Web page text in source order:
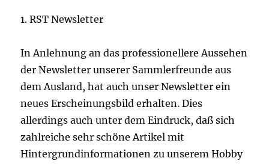
1. RST Newsletter
In Anlehnung an das professionellere Aussehen
der Newsletter unserer Sammlerfreunde aus
dem Ausland, hat auch unser Newsletter ein
neues Erscheinungsbild erhalten. Dies
allerdings auch unter dem Eindruck, daß sich
zahlreiche sehr schöne Artikel mit
Hintergrundinformationen zu unserem Hobby